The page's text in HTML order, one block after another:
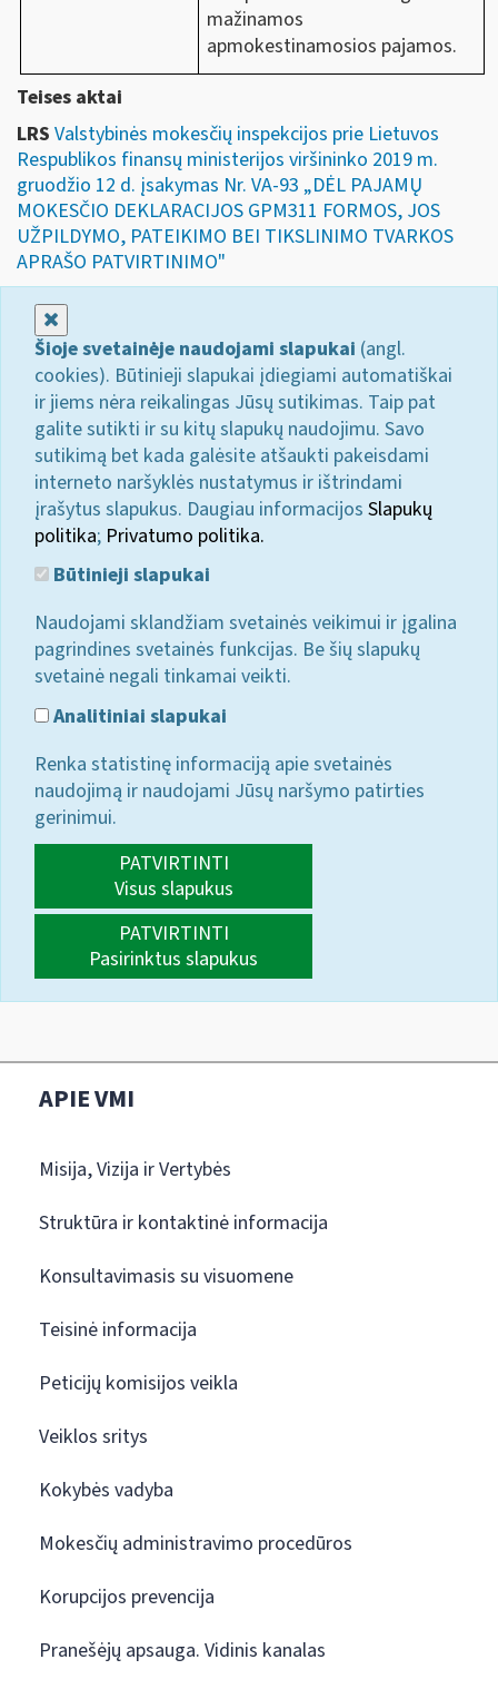
mažinamos
apmokestinamosios pajamos.
Teises aktai
LRS Valstybinės mokesčių inspekcijos prie Lietuvos
Respublikos finansų ministerijos viršininko 2019 m.
gruodžio 12 d. įsakymas Nr. VA-93 „DĖL PAJAMŲ
MOKESČIO DEKLARACIJOS GPM311 FORMOS, JOS
UŽPILDYMO, PATEIKIMO BEI TIKSLINIMO TVARKOS
APRAŠO PATVIRTINIMO"
Šioje svetainėje naudojami slapukai (angl.
cookies). Būtinieji slapukai įdiegiami automatiškai
ir jiems nėra reikalingas Jūsų sutikimas. Taip pat
galite sutikti ir su kitų slapukų naudojimu. Savo
sutikimą bet kada galėsite atšaukti pakeisdami
interneto naršyklės nustatymus ir ištrindami
įrašytus slapukus. Daugiau informacijos Slapukų
politika; Privatumo politika.
Būtinieji slapukai
Naudojami sklandžiam svetainės veikimui ir įgalina
pagrindines svetainės funkcijas. Be šių slapukų
svetainė negali tinkamai veikti.
Analitiniai slapukai
Renka statistinę informaciją apie svetainės
naudojimą ir naudojami Jūsų naršymo patirties
gerinimui.
PATVIRTINTI
Visus slapukus
PATVIRTINTI
Pasirinktus slapukus
APIE VMI
Misija, Vizija ir Vertybės
Struktūra ir kontaktinė informacija
Konsultavimasis su visuomene
Teisinė informacija
Peticijų komisijos veikla
Veiklos sritys
Kokybės vadyba
Mokesčių administravimo procedūros
Korupcijos prevencija
Pranešėjų apsauga. Vidinis kanalas